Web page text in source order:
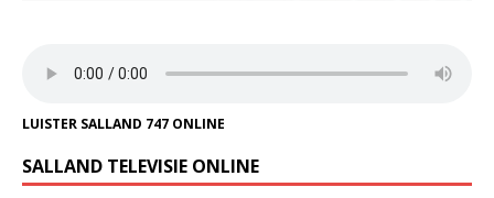
LUISTER SALLAND 747 ONLINE
SALLAND TELEVISIE ONLINE